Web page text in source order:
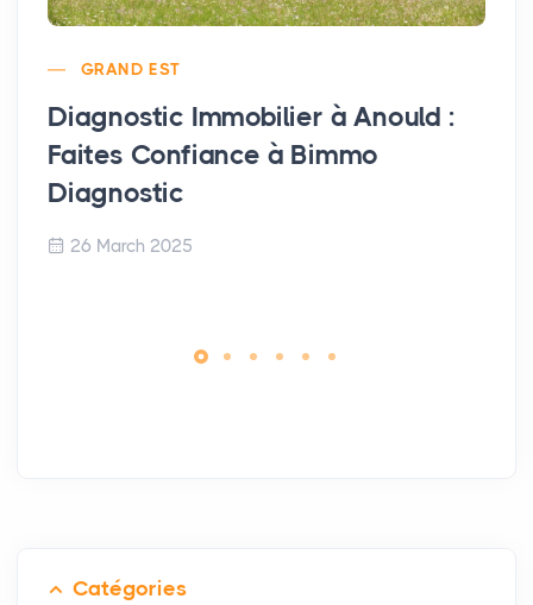
GRAND EST
Diagnostic Immobilier à Anould :
Faites Confiance à Bimmo
Diagnostic
26 March 2025
Catégories